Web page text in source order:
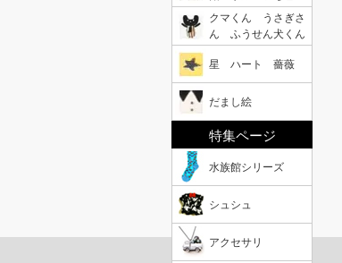
クマくん うさぎさ
ん ふうせん犬くん
星 ハート 薔薇
だまし絵
特集ページ
水族館シリーズ
シュシュ
アクセサリ